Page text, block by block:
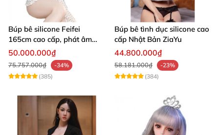
Búp bê silicone Feifei
165cm cao cấp, phát âm
chân thực, mềm mại
50.000.000₫
75.757.000₫
-34%
(385)
Búp bê tình dục silicone cao
cấp Nhật Bản ZiaYu
44.800.000₫
58.181.000₫
-23%
(384)